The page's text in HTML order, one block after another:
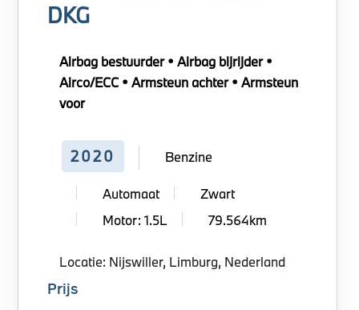
DKG
Airbag bestuurder • Airbag bijrijder •
Airco/ECC • Armsteun achter • Armsteun
voor
2020 Benzine
Automaat
Zwart
Motor: 1.5L
79.564km
Locatie: Nijswiller, Limburg, Nederland
Prijs